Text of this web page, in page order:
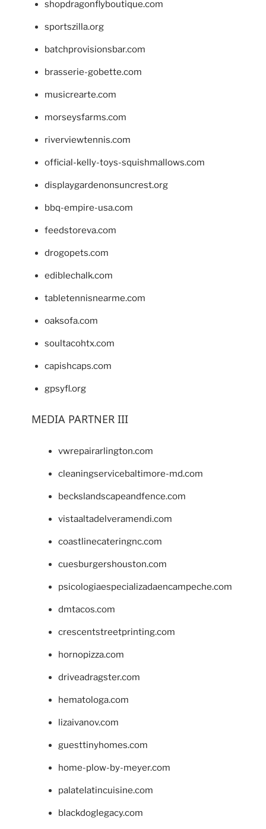
shopdragonflyboutique.com
sportszilla.org
batchprovisionsbar.com
brasserie-gobette.com
musicrearte.com
morseysfarms.com
riverviewtennis.com
official-kelly-toys-squishmallows.com
displaygardenonsuncrest.org
bbq-empire-usa.com
feedstoreva.com
drogopets.com
ediblechalk.com
tabletennisnearme.com
oaksofa.com
soultacohtx.com
capishcaps.com
gpsyfl.org
MEDIA PARTNER III
vwrepairarlington.com
cleaningservicebaltimore-md.com
beckslandscapeandfence.com
vistaaltadelveramendi.com
coastlinecateringnc.com
cuesburgershouston.com
psicologiaespecializadaencampeche.com
dmtacos.com
crescentstreetprinting.com
hornopizza.com
driveadragster.com
hematologa.com
lizaivanov.com
guesttinyhomes.com
home-plow-by-meyer.com
palatelatincuisine.com
blackdoglegacy.com